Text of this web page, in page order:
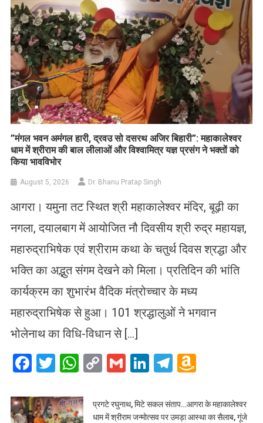
​”मंगल भवन अमंगल हारी, द्रवउ सो दसरथ अजिर बिहारी”: महाकालेश्वर
धाम में श्रीराम की बाल लीलाओं और विश्वामित्र यज्ञ प्रसंग ने भक्तों को
किया भावविभोर
August 5, 2026 Dr. Bhanu Pratap Singh
आगरा। यमुना तट स्थित श्री महाकालेश्वर मंदिर, बूढ़ी का
नगला, दयालबाग में आयोजित नौ दिवसीय श्री रुद्र महायज्ञ,
महारुद्राभिषेक एवं श्रीराम कथा के चतुर्थ दिवस श्रद्धा और
भक्ति का अद्भुत संगम देखने को मिला। प्रतिदिन की भांति
कार्यक्रम का शुभारंभ वैदिक मंत्रोच्चार के मध्य
महारुद्राभिषेक से हुआ। 101 श्रद्धालुओं ने भगवान
भोलेनाथ का विधि-विधान से […]
Facebook
Twitter
WhatsApp
CopyGmailLinkedIn
Telegram
List
प्रगटे रघुनाथ, मिटे सकल संताप…आगरा के महाकालेश्वर
धाम में श्रीराम जन्मोत्सव पर उमड़ा आस्था का सैलाब, गूंजे